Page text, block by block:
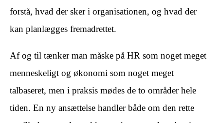
forstå, hvad der sker i organisationen, og hvad der
kan planlægges fremadrettet.
Af og til tænker man måske på HR som noget meget
menneskeligt og økonomi som noget meget
talbaseret, men i praksis mødes de to områder hele
tiden. En ny ansættelse handler både om den rette